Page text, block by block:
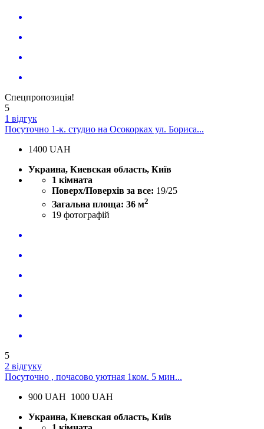
Спецпропозиція!
5
1 відгук
Посуточно 1-к. студио на Осокорках ул. Бориса...
1400 UAH
Украина, Киевская область, Київ
1 кімната
Поверх/Поверхів за все: 19/25
Загальна площа: 36 м2
19 фотографій
5
2 відгуку
Посуточно , почасово уютная 1ком. 5 мин...
900 UAH 1000 UAH
Украина, Киевская область, Київ